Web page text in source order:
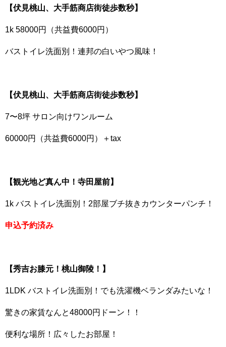
【伏見桃山、大手筋商店街徒歩数秒】
1k 58000円（共益費6000円）
バストイレ洗面別！連邦の白いやつ風味！
【伏見桃山、大手筋商店街徒歩数秒】
7〜8坪 サロン向けワンルーム
60000円（共益費6000円）＋tax
【観光地ど真ん中！寺田屋前】
1k バストイレ洗面別！2部屋ブチ抜きカウンターパンチ！
申込予約済み
【秀吉お膝元！桃山御陵！】
1LDK バストイレ洗面別！でも洗濯機ベランダみたいな！
驚きの家賃なんと48000円ドーン！！
便利な場所！広々したお部屋！